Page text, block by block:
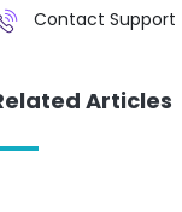
Contact Support
Articles